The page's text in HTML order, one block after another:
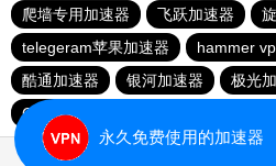
爬墙专用加速器
飞跃加速器
telegeram苹果加速器
hammer
酷通加速器
银河加速器 极光
CHK下载站
永久免费使用的加速器